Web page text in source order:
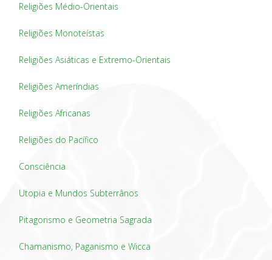
Religiões Médio-Orientais
Religiões Monoteístas
Religiões Asiáticas e Extremo-Orientais
Religiões Ameríndias
Religiões Africanas
Religiões do Pacífico
Consciência
Utopia e Mundos Subterrânos
Pitagorismo e Geometria Sagrada
Chamanismo, Paganismo e Wicca